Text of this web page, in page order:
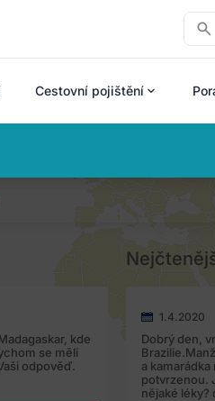
Cestovní pojištění
kde
se měli
odpověď.
1.4.2020
Dobrý den,
a kamarádka
potvrzenou.
nějaké léky?